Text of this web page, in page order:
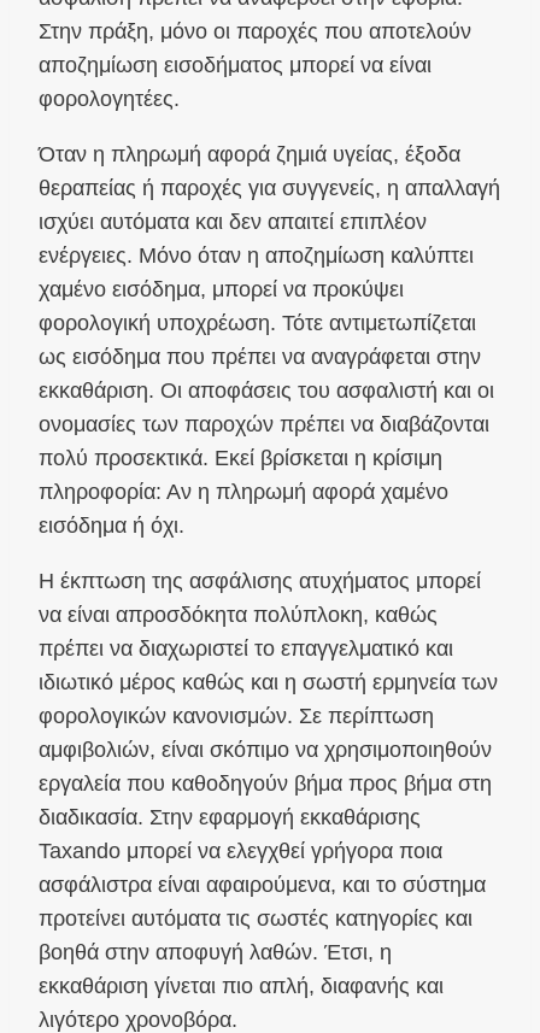
Στην πράξη, μόνο οι παροχές που αποτελούν
αποζημίωση εισοδήματος μπορεί να είναι
φορολογητέες.
Όταν η πληρωμή αφορά ζημιά υγείας, έξοδα
θεραπείας ή παροχές για συγγενείς, η απαλλαγή
ισχύει αυτόματα και δεν απαιτεί επιπλέον
ενέργειες. Μόνο όταν η αποζημίωση καλύπτει
χαμένο εισόδημα, μπορεί να προκύψει
φορολογική υποχρέωση. Τότε αντιμετωπίζεται
ως εισόδημα που πρέπει να αναγράφεται στην
εκκαθάριση. Οι αποφάσεις του ασφαλιστή και οι
ονομασίες των παροχών πρέπει να διαβάζονται
πολύ προσεκτικά. Εκεί βρίσκεται η κρίσιμη
πληροφορία: Αν η πληρωμή αφορά χαμένο
εισόδημα ή όχι.
Η έκπτωση της ασφάλισης ατυχήματος μπορεί
να είναι απροσδόκητα πολύπλοκη, καθώς
πρέπει να διαχωριστεί το επαγγελματικό και
ιδιωτικό μέρος καθώς και η σωστή ερμηνεία των
φορολογικών κανονισμών. Σε περίπτωση
αμφιβολιών, είναι σκόπιμο να χρησιμοποιηθούν
εργαλεία που καθοδηγούν βήμα προς βήμα στη
διαδικασία. Στην εφαρμογή εκκαθάρισης
Taxando μπορεί να ελεγχθεί γρήγορα ποια
ασφάλιστρα είναι αφαιρούμενα, και το σύστημα
προτείνει αυτόματα τις σωστές κατηγορίες και
βοηθά στην αποφυγή λαθών. Έτσι, η
εκκαθάριση γίνεται πιο απλή, διαφανής και
λιγότερο χρονοβόρα.